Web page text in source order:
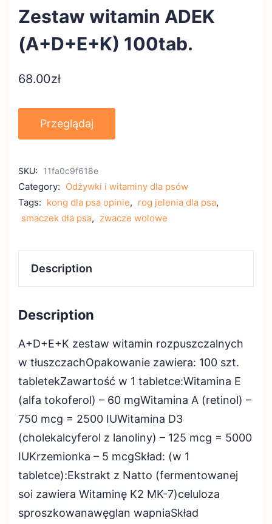
Zestaw witamin ADEK
(A+D+E+K) 100tab.
68.00zł
Przeglądaj
SKU: 11fa0c9f618e
Category: Odżywki i witaminy dla psów
Tags: kong dla psa opinie, rog jelenia dla psa,
smaczek dla psa, zwacze wolowe
Description
Description
A+D+E+K zestaw witamin rozpuszczalnych
w tłuszczachOpakowanie zawiera: 100 szt.
tabletekZawartość w 1 tabletce:Witamina E
(alfa tokoferol) – 60 mgWitamina A (retinol) –
750 mcg = 2500 IUWitamina D3
(cholekalcyferol z lanoliny) – 125 mcg = 5000
IUKrzemionka – 5 mcgSkład: (w 1
tabletce):Ekstrakt z Natto (fermentowanej
soi zawiera Witaminę K2 MK-7)celuloza
sproszkowanawęglan wapniaSkład